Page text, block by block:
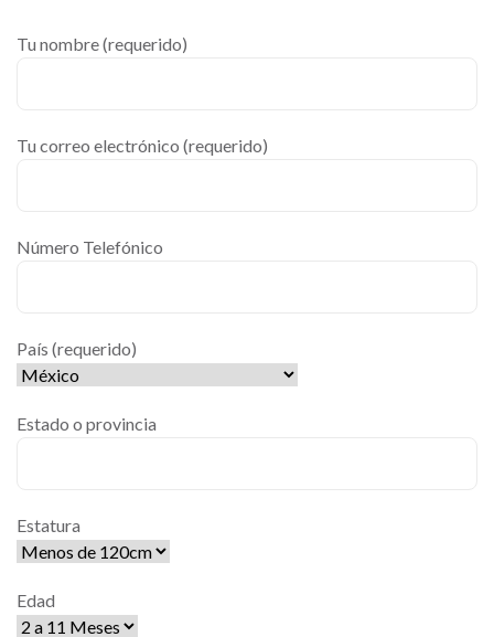
Tu nombre (requerido)
Tu correo electrónico (requerido)
Número Telefónico
País (requerido)
Estado o provincia
Estatura
Edad